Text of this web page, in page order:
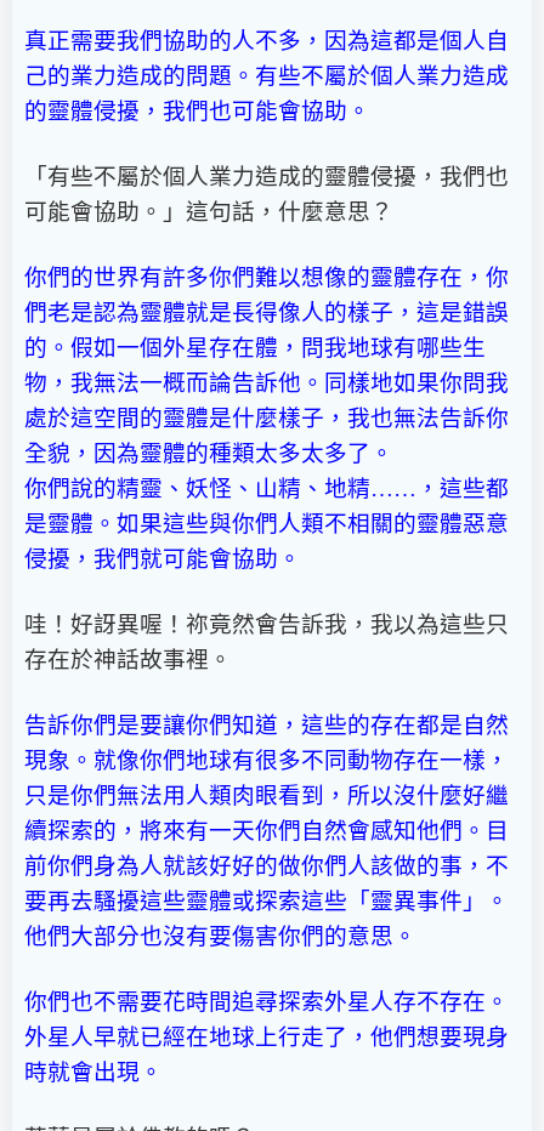
真正需要我們協助的人不多，因為這都是個人自
己的業力造成的問題。有些不屬於個人業力造成
的靈體侵擾，我們也可能會協助。
「有些不屬於個人業力造成的靈體侵擾，我們也
可能會協助。」這句話，什麼意思？
你們的世界有許多你們難以想像的靈體存在，你
們老是認為靈體就是長得像人的樣子，這是錯誤
的。假如一個外星存在體，問我地球有哪些生
物，我無法一概而論告訴他。同樣地如果你問我
處於這空間的靈體是什麼樣子，我也無法告訴你
全貌，因為靈體的種類太多太多了。
你們說的精靈、妖怪、山精、地精……，這些都
是靈體。如果這些與你們人類不相關的靈體惡意
侵擾，我們就可能會協助。
哇！好訝異喔！祢竟然會告訴我，我以為這些只
存在於神話故事裡。
告訴你們是要讓你們知道，這些的存在都是自然
現象。就像你們地球有很多不同動物存在一樣，
只是你們無法用人類肉眼看到，所以沒什麼好繼
續探索的，將來有一天你們自然會感知他們。目
前你們身為人就該好好的做你們人該做的事，不
要再去騷擾這些靈體或探索這些「靈異事件」。
他們大部分也沒有要傷害你們的意思。
你們也不需要花時間追尋探索外星人存不存在。
外星人早就已經在地球上行走了，他們想要現身
時就會出現。